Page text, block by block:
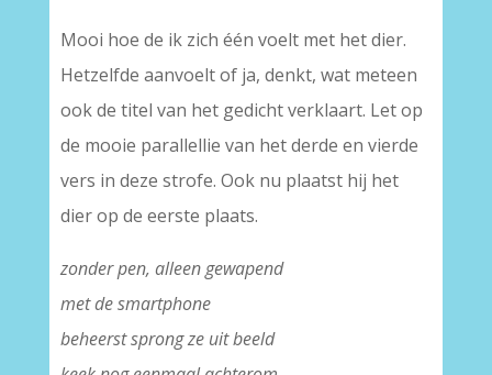
Mooi hoe de ik zich één voelt met het dier.
Hetzelfde aanvoelt of ja, denkt, wat meteen
ook de titel van het gedicht verklaart. Let op
de mooie parallellie van het derde en vierde
vers in deze strofe. Ook nu plaatst hij het
dier op de eerste plaats.
zonder pen, alleen gewapend
met de smartphone
beheerst sprong ze uit beeld